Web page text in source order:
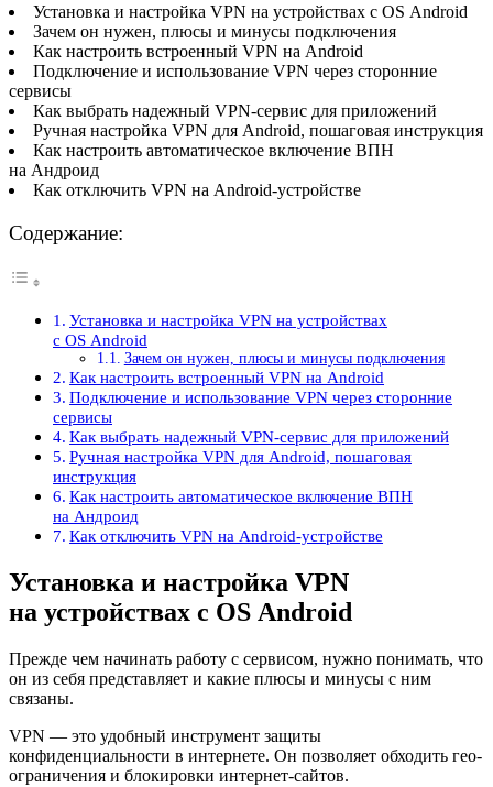
Установка и настройка VPN на устройствах с OS Android
Зачем он нужен, плюсы и минусы подключения
Как настроить встроенный VPN на Android
Подключение и использование VPN через сторонние
сервисы
Как выбрать надежный VPN-сервис для приложений
Ручная настройка VPN для Android, пошаговая инструкция
Как настроить автоматическое включение ВПН
на Андроид
Как отключить VPN на Android-устройстве
Содержание:
Установка и настройка VPN на устройствах
с OS Android
Зачем он нужен, плюсы и минусы подключения
Как настроить встроенный VPN на Android
Подключение и использование VPN через сторонние
сервисы
Как выбрать надежный VPN-сервис для приложений
Ручная настройка VPN для Android, пошаговая
инструкция
Как настроить автоматическое включение ВПН
на Андроид
Как отключить VPN на Android-устройстве
Установка и настройка VPN
на устройствах с OS Android
Прежде чем начинать работу с сервисом, нужно понимать, что
он из себя представляет и какие плюсы и минусы с ним
связаны.
VPN — это удобный инструмент защиты
конфиденциальности в интернете. Он позволяет обходить гео-
ограничения и блокировки интернет-сайтов.